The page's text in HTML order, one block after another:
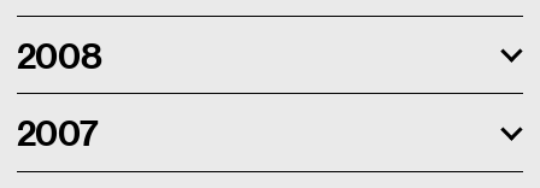
2008
2007